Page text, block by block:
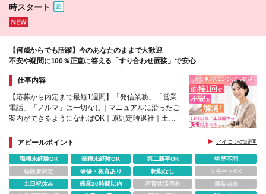
時スタート
【何歳からでも活躍】今のあなたのままで大歓迎
不安や疑問に100％正直に答える「すり合わせ面接」で安心
仕事内容
【応募から内定まで最短1週間】「発信業務」「営業
電話」「ノルマ」は一切なし｜マニュアルに沿ったご
案内ができるようになればOK｜原則定時退社｜土日
アピールポイント
アイコンの説明
職種未経験OK 業種未経験OK 第二新卒OK
学歴不問
経験者限定
研修・教育あり 転勤なし
リモートOK
土日祝休み
残業20時間以内 産育休活用有
服装自由